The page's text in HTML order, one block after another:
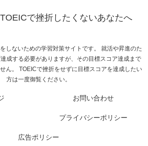
で挫折したくないあなたへ
しないための学習対策サイトです。 就活や昇進のた
成する必要がありますが、その目標スコア達成まで
ん。 TOEICで挫折をせずに目標スコアを達成したい
方は一度御覧ください。
お問い合わせ
プライバシーポリシー
広告ポリシー